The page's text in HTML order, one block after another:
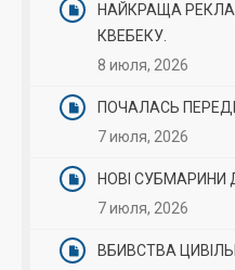
НАЙКРАЩА
КВЕБЕКУ.
8 июля, 2026
ПОЧАЛАСЬ
7 июля, 2026
НОВІ
7 июля, 2026
ВБИВСТВА